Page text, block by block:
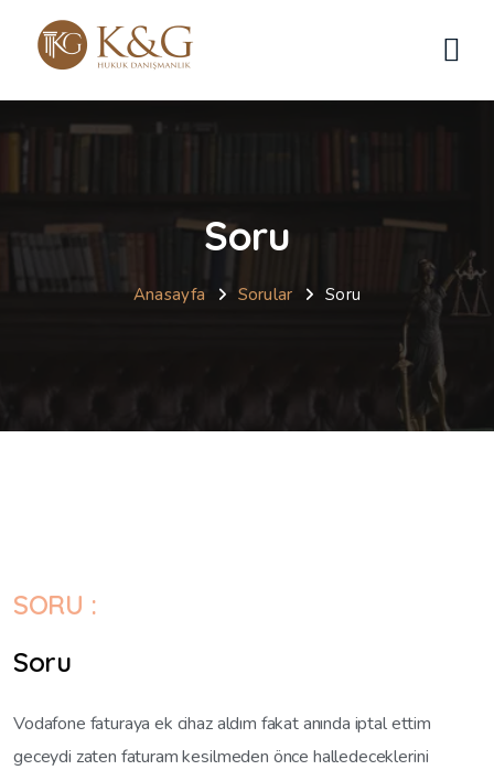
Soru
Anasayfa Sorular Soru
SORU :
Soru
Vodafone faturaya ek cihaz aldım fakat anında iptal ettim
geceydi zaten faturam kesilmeden önce halledeceklerini